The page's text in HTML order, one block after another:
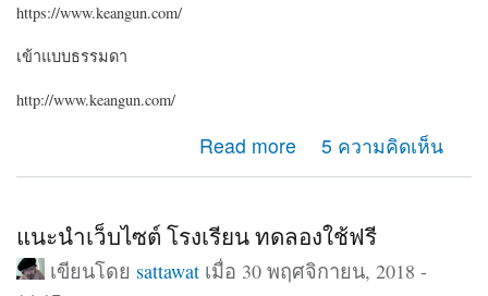
https://www.keangun.com/
เข้าแบบธรรมดา
http://www.keangun.com/
Read more
about ขอคำแนะนำครับ ระหว่างเข้าเว็บด้วย http กับ https
ทำไมเมนูต่างกันครับ
5 ความคิดเห็น
แนะนำเว็บไซต์ โรงเรียน ทดลองใช้ฟรี
เขียนโดย sattawat เมื่อ 30 พฤศจิกายน, 2018 -